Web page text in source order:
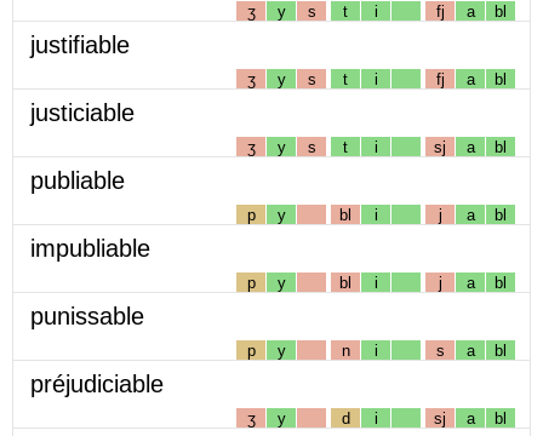
ʒ y s t i fj a bl
justifiable
ʒ y s t i fj a bl
justiciable
ʒ y s t i sj a bl
publiable
p y bl i j a bl
impubliable
p y bl i j a bl
punissable
p y n i s a bl
préjudiciable
ʒ y d i sj a bl